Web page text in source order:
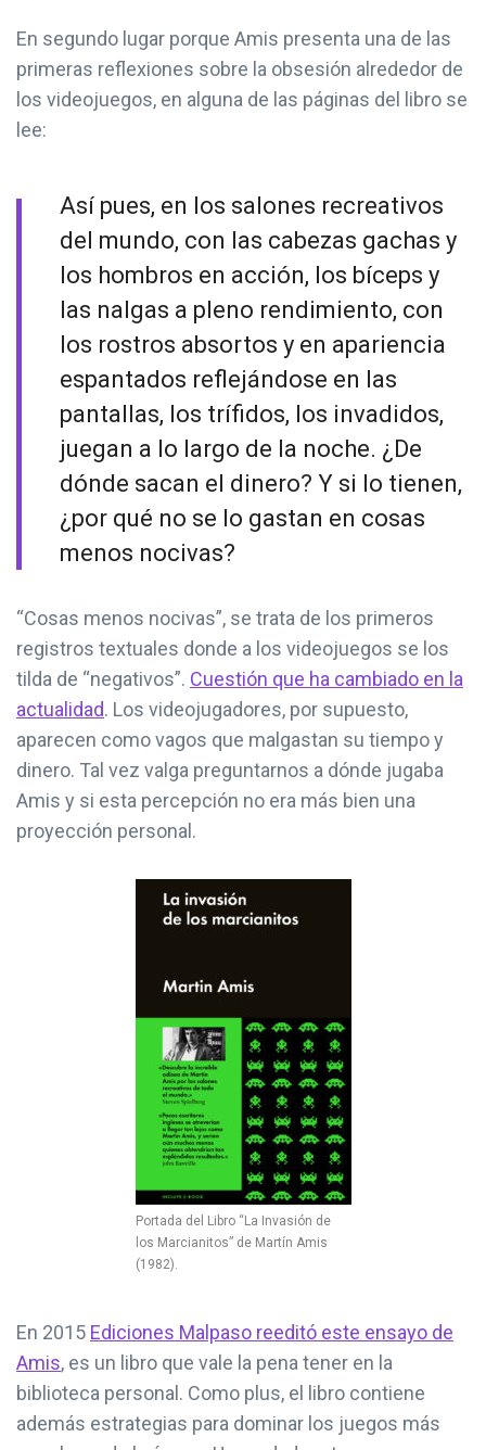
En segundo lugar porque Amis presenta una de las
primeras reflexiones sobre la obsesión alrededor de
los videojuegos, en alguna de las páginas del libro se
lee:
Así pues, en los salones recreativos
del mundo, con las cabezas gachas y
los hombros en acción, los bíceps y
las nalgas a pleno rendimiento, con
los rostros absortos y en apariencia
espantados reflejándose en las
pantallas, los trífidos, los invadidos,
juegan a lo largo de la noche. ¿De
dónde sacan el dinero? Y si lo tienen,
¿por qué no se lo gastan en cosas
menos nocivas?
“Cosas menos nocivas”, se trata de los primeros
registros textuales donde a los videojuegos se los
tilda de “negativos”. Cuestión que ha cambiado en la
actualidad. Los videojugadores, por supuesto,
aparecen como vagos que malgastan su tiempo y
dinero. Tal vez valga preguntarnos a dónde jugaba
Amis y si esta percepción no era más bien una
proyección personal.
Portada del Libro “La Invasión de
los Marcianitos” de Martín Amis
(1982).
En 2015 Ediciones Malpaso reeditó este ensayo de
Amis, es un libro que vale la pena tener en la
biblioteca personal. Como plus, el libro contiene
además estrategias para dominar los juegos más